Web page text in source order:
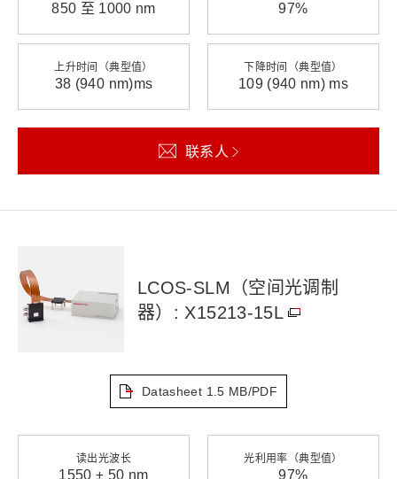
850 至 1000 nm 97%
上升时间（典型值）
38 (940 nm)ms
下降时间（典型值）
109 (940 nm) ms
联系人
LCOS-SLM（空间光调制
器）: X15213-15L
Datasheet 1.5 MB/PDF
读出光波长
1550 ± 50 nm
光利用率（典型值）
97%